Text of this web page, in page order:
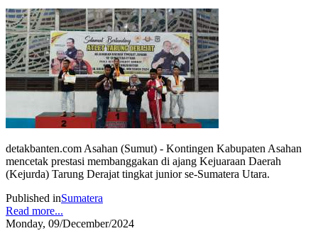
detakbanten.com Asahan (Sumut) - Kontingen Kabupaten Asahan
mencetak prestasi membanggakan di ajang Kejuaraan Daerah
(Kejurda) Tarung Derajat tingkat junior se-Sumatera Utara.
Published inSumatera
Read more...
Monday, 09/December/2024